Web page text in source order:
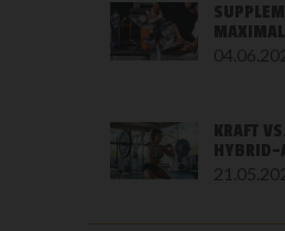
KRAFT
HYBRID-